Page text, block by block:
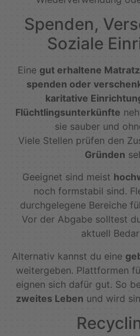
Spenden,
Soziale
Eine gut erhaltene
spenden oder
karitative
Flüchtlingsunterkünfte
sie sauber und
Viele Stellen prüfen den
Gründen
Geeignet sind meist
noch formstabil sind.
durchgelegene Bereiche
Vor der Abgabe solltest
aktuell
Alternativ kannst du eine
weitergeben. Plattformen
eignen sich dafür gut. So
zweites Leben und wird